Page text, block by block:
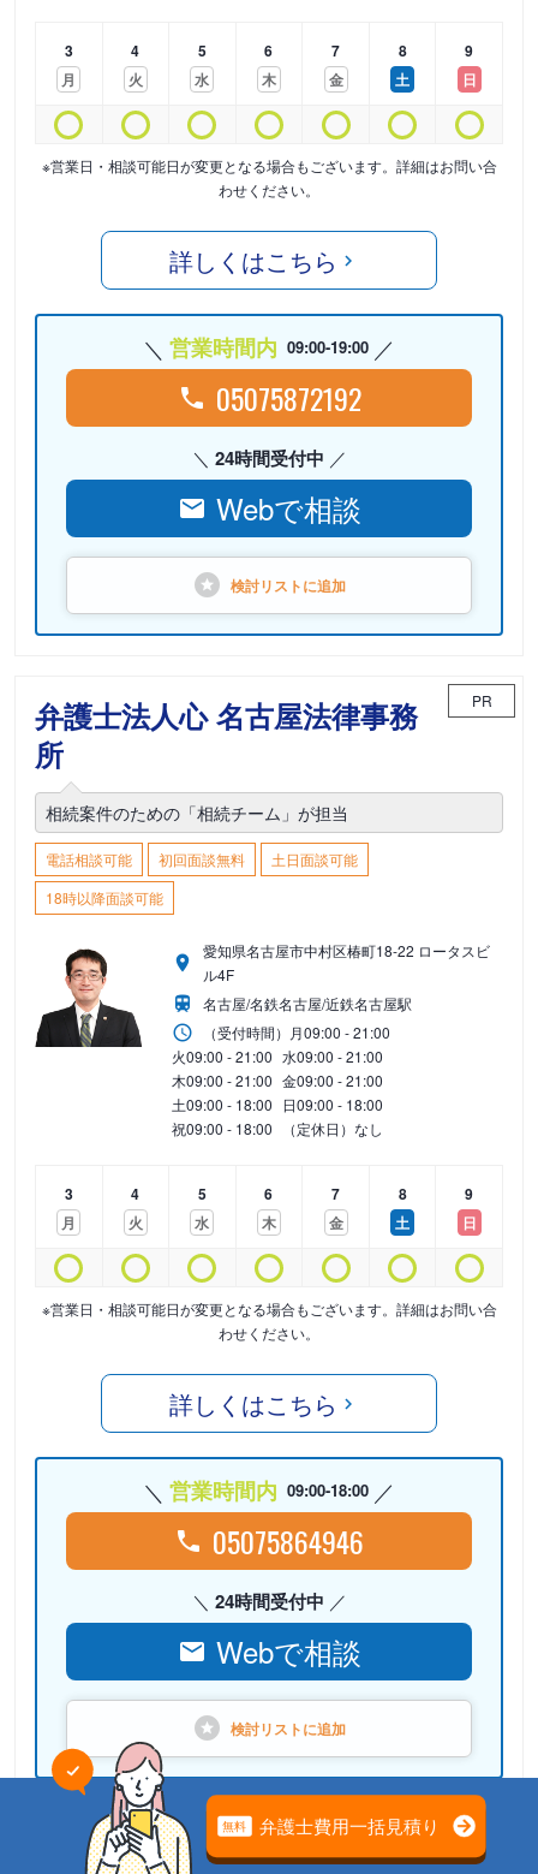
3
月
4
火
5
水
6
木
7
金
8
土
9
日
※営業日・相談可能日が変更となる場合もございます。詳細はお問い合
わせください。
詳しくはこちら
営業時間内 09:00-19:00
05075872192
24時間受付中
Webで相談
検討リストに追加
弁護士法人心 名古屋法律事務
所
PR
相続案件のための「相続チーム」が担当
電話相談可能 初回面談無料
土日面談可能
18時以降面談可能
愛知県名古屋市中村区椿町18-22 ロータスビ
ル4F
名古屋/名鉄名古屋/近鉄名古屋駅
（受付時間） 月09:00 - 21:00
火09:00 - 21:00 水09:00 - 21:00
木09:00 - 21:00 金09:00 - 21:00
土09:00 - 18:00 日09:00 - 18:00
祝09:00 - 18:00 （定休日）なし
3
月
4
火
5
水
6
木
7
金
8
土
9
日
※営業日・相談可能日が変更となる場合もございます。詳細はお問い合
わせください。
詳しくはこちら
営業時間内 09:00-18:00
05075864946
24時間受付中
Webで相談
検討リストに追加
弁護士法人心（本部）